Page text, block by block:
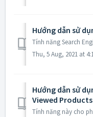
Hướng dẫn sử
Thu, 5 Aug, 2021 at
Hướng dẫn sử
Viewed Products